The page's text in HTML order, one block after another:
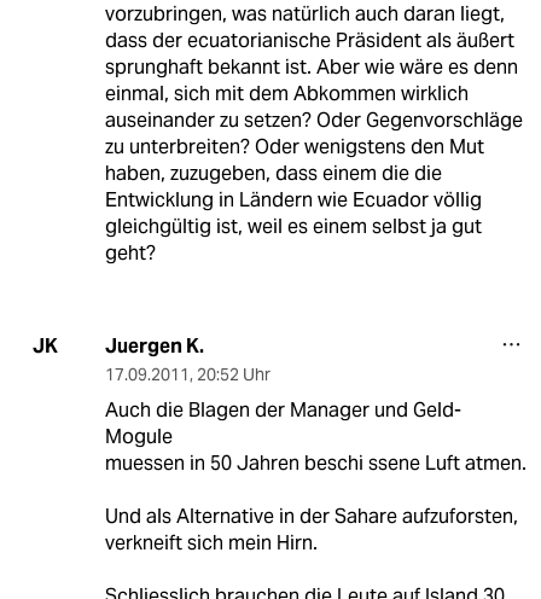
vorzubringen, was natürlich auch daran liegt,
dass der ecuatorianische Präsident als äußert
sprunghaft bekannt ist. Aber wie wäre es denn
einmal, sich mit dem Abkommen wirklich
auseinander zu setzen? Oder Gegenvorschläge
zu unterbreiten? Oder wenigstens den Mut
haben, zuzugeben, dass einem die die
Entwicklung in Ländern wie Ecuador völlig
gleichgültig ist, weil es einem selbst ja gut
geht?
JK Juergen K.
17.09.2011, 20:52 Uhr
Auch die Blagen der Manager und Geld-
Mogule
muessen in 50 Jahren beschi ssene Luft atmen.
Und als Alternative in der Sahare aufzuforsten,
verkneift sich mein Hirn.